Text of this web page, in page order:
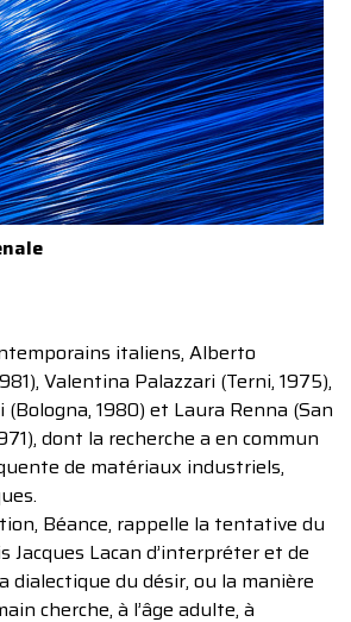
italiens, Alberto
Valentina Palazzari (Terni, 1975),
(Bologna, 1980) et Laura Renna (San
dont la recherche a en commun
de matériaux industriels,
Béance, rappelle la tentative du
Jacques Lacan d’interpréter et de
dialectique du désir, ou la manière
cherche, à l’âge adulte, à